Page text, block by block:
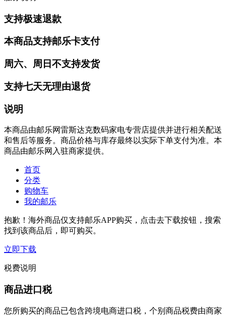
支持极速退款
本商品支持邮乐卡支付
周六、周日不支持发货
支持七天无理由退货
说明
本商品由邮乐网雷斯达克数码家电专营店提供并进行相关配送
和售后等服务。商品价格与库存最终以实际下单支付为准。本
商品由邮乐网入驻商家提供。
首页
分类
购物车
我的邮乐
抱歉！海外商品仅支持邮乐APP购买，点击去下载按钮，搜索
找到该商品后，即可购买。
立即下载
税费说明
商品进口税
您所购买的商品已包含跨境电商进口税，个别商品税费由商家